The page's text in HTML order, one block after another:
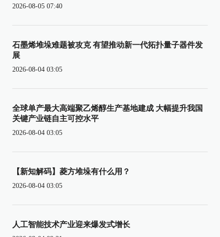
2026-08-05 07:40
石墨烯堆垛难题被攻克 有望推动新一代拓扑量子器件发
展
2026-08-04 03:05
全球单产最大高端聚乙烯醇生产基地建成 大幅提升我国
关键产业链自主可控水平
2026-08-04 03:05
【新知解码】菱方堆垛有什么用？
2026-08-04 03:05
人工智能技术产业迎来爆发式增长